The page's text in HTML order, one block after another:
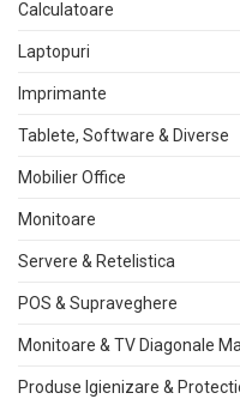
Calculatoare
Laptopuri
Imprimante
Tablete, Software & Diverse
Mobilier Office
Monitoare
Servere & Retelistica
POS & Supraveghere
Monitoare & TV Diagonale
Produse Igienizare &